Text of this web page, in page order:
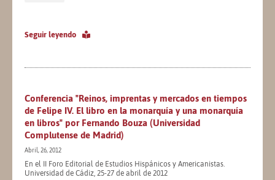
Seguir leyendo
Conferencia "Reinos, imprentas y mercados en tiempos
de Felipe IV. El libro en la monarquía y una monarquía
en libros" por Fernando Bouza (Universidad
Complutense de Madrid)
Abril, 26, 2012
En el II Foro Editorial de Estudios Hispánicos y Americanistas.
Universidad de Cádiz, 25-27 de abril de 2012